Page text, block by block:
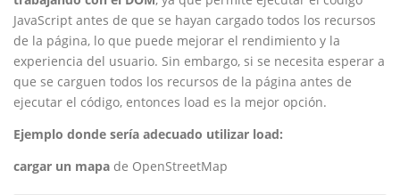
JavaScript antes de que se hayan cargado todos los recursos
de la página, lo que puede mejorar el rendimiento y la
experiencia del usuario. Sin embargo, si se necesita esperar a
que se carguen todos los recursos de la página antes de
ejecutar el código, entonces load es la mejor opción.
Ejemplo donde sería adecuado utilizar load:
cargar un mapa de OpenStreetMap